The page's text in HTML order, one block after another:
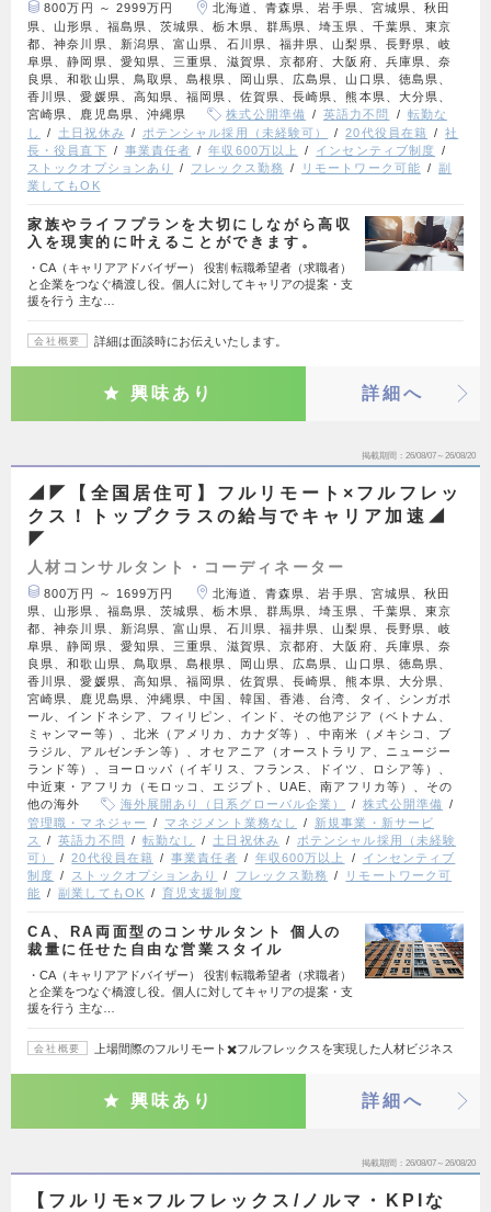
800万円 ～ 2999万円
北海道、青森県、岩手県、宮城県、秋田
県、山形県、福島県、茨城県、栃木県、群馬県、埼玉県、千葉県、東京
都、神奈川県、新潟県、富山県、石川県、福井県、山梨県、長野県、岐
阜県、静岡県、愛知県、三重県、滋賀県、京都府、大阪府、兵庫県、奈
良県、和歌山県、鳥取県、島根県、岡山県、広島県、山口県、徳島県、
香川県、愛媛県、高知県、福岡県、佐賀県、長崎県、熊本県、大分県、
宮崎県、鹿児島県、沖縄県
株式公開準備 英語力不問
転勤な
し
土日祝休み ポテンシャル採用（未経験可） 20代役員在籍
社
長・役員直下
事業責任者 年収600万以上
インセンティブ制度
ストックオプションあり
フレックス勤務 リモートワーク可能
副
業してもOK
家族やライフプランを大切にしながら高収
入を現実的に叶えることができます。
・CA（キャリアアドバイザー） 役割 転職希望者（求職者）
と企業をつなぐ橋渡し役。個人に対してキャリアの提案・支
援を行う 主な…
会社概要 詳細は面談時にお伝えいたします。
興味あり 詳細へ
掲載期間 26/08/07～26/08/20
◢◤【全国居住可】フルリモート×フルフレッ
クス！トップクラスの給与でキャリア加速◢
◤
人材コンサルタント・コーディネーター
800万円 ～ 1699万円
北海道、青森県、岩手県、宮城県、秋田
県、山形県、福島県、茨城県、栃木県、群馬県、埼玉県、千葉県、東京
都、神奈川県、新潟県、富山県、石川県、福井県、山梨県、長野県、岐
阜県、静岡県、愛知県、三重県、滋賀県、京都府、大阪府、兵庫県、奈
良県、和歌山県、鳥取県、島根県、岡山県、広島県、山口県、徳島県、
香川県、愛媛県、高知県、福岡県、佐賀県、長崎県、熊本県、大分県、
宮崎県、鹿児島県、沖縄県、中国、韓国、香港、台湾、タイ、シンガポ
ール、インドネシア、フィリピン、インド、その他アジア（ベトナム、
ミャンマー等）、北米（アメリカ、カナダ等）、中南米（メキシコ、ブ
ラジル、アルゼンチン等）、オセアニア（オーストラリア、ニュージー
ランド等）、ヨーロッパ（イギリス、フランス、ドイツ、ロシア等）、
中近東・アフリカ（モロッコ、エジプト、UAE、南アフリカ等）、その
他の海外
海外展開あり（日系グローバル企業）
株式公開準備
管理職・マネジャー
マネジメント業務なし
新規事業・新サービ
ス
英語力不問 転勤なし 土日祝休み
ポテンシャル採用（未経験
可）
20代役員在籍 事業責任者 年収600万以上
インセンティブ
制度
ストックオプションあり フレックス勤務
リモートワーク可
能
副業してもOK 育児支援制度
CA、RA両面型のコンサルタント 個人の
裁量に任せた自由な営業スタイル
・CA（キャリアアドバイザー） 役割 転職希望者（求職者）
と企業をつなぐ橋渡し役。個人に対してキャリアの提案・支
援を行う 主な…
会社概要 上場間際のフルリモート✖️フルフレックスを実現した人材ビジネス
興味あり 詳細へ
掲載期間 26/08/07～26/08/20
【フルリモ×フルフレックス/ノルマ・KPIな